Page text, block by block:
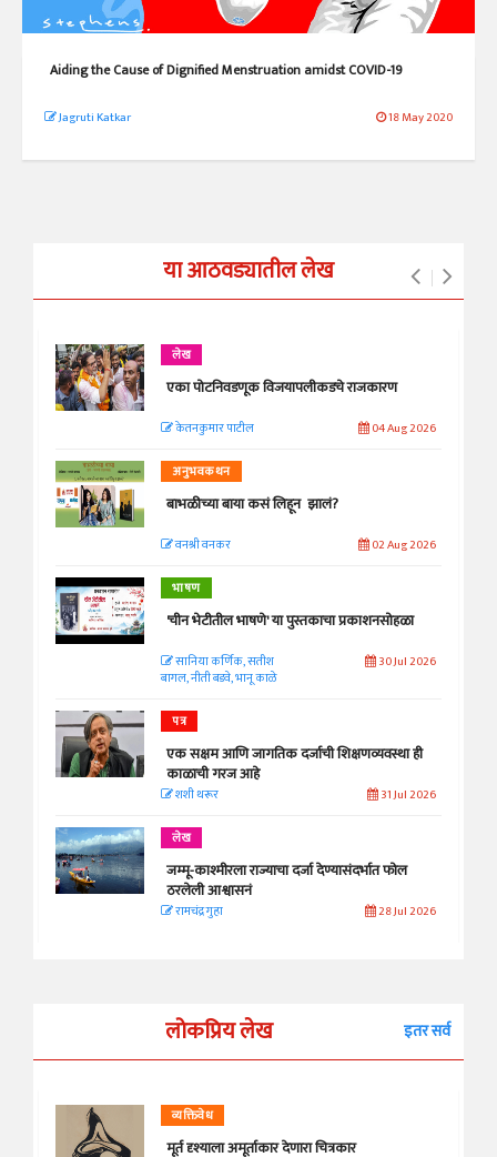
Aiding the Cause of Dignified Menstruation amidst COVID-19
Jagruti Katkar 18 May 2020
या आठवड्यातील लेख
लेख
एका पोटनिवडणूक विजयापलीकडचे राजकारण
केतनकुमार पाटील 04 Aug 2026
अनुभवकथन
बाभळीच्या बाया कसं लिहून झालं?
वनश्री वनकर 02 Aug 2026
भाषण
'चीन भेटीतील भाषणे' या पुस्तकाचा प्रकाशनसोहळा
सानिया कर्णिक, सतीश
बागल, नीती बडवे, भानू काळे
30 Jul 2026
पत्र
एक सक्षम आणि जागतिक दर्जाची शिक्षणव्यवस्था ही
काळाची गरज आहे
शशी थरूर 31 Jul 2026
लेख
जम्मू-काश्मीरला राज्याचा दर्जा देण्यासंदर्भात फोल
ठरलेली आश्वासनं
रामचंद्र गुहा 28 Jul 2026
लोकप्रिय लेख इतर सर्व
व्यक्तिवेध
मूर्त दृश्याला अमूर्ताकार देणारा चित्रकार